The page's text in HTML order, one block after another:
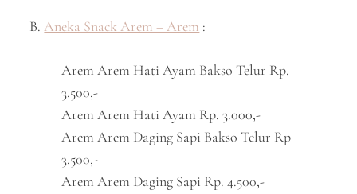
B.Aneka Snack Arem – Arem :
Arem Arem Hati Ayam Bakso Telur Rp.
3.500,-
Arem Arem Hati Ayam Rp. 3.000,-
Arem Arem Daging Sapi Bakso Telur Rp
3.500,-
Arem Arem Daging Sapi Rp. 4.500,-